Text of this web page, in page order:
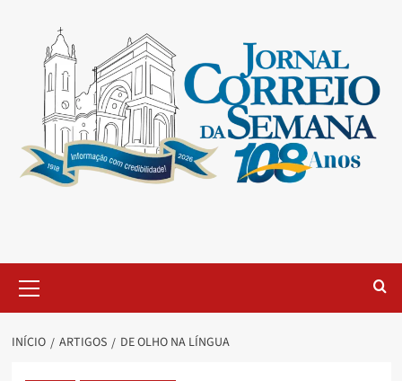
INÍCIO ARTIGOS DE OLHO NA LÍNGUA